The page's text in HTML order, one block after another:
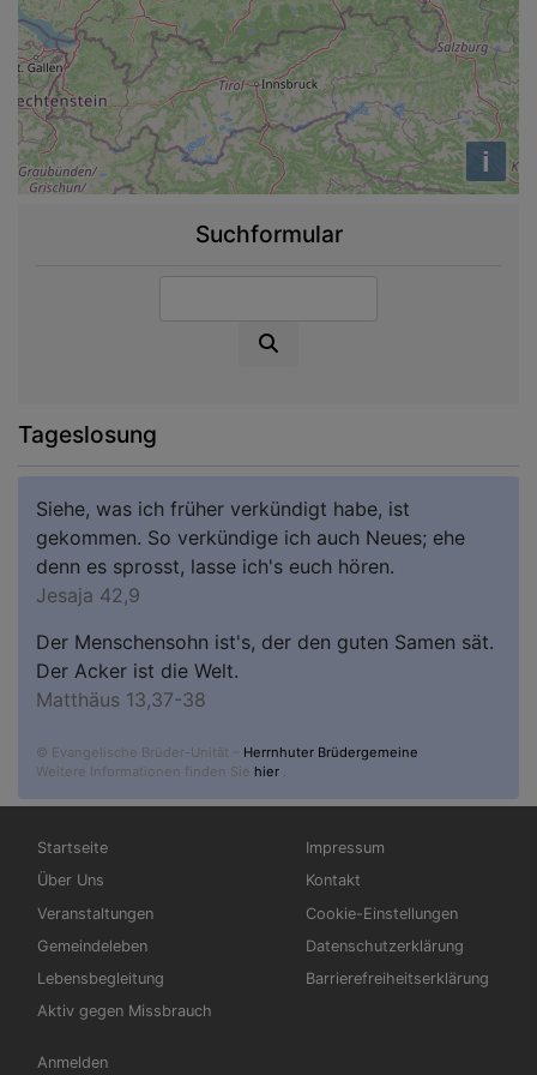
i
Suchformular
Tageslosung
Siehe, was ich früher verkündigt habe, ist
gekommen. So verkündige ich auch Neues; ehe
denn es sprosst, lasse ich's euch hören.
Jesaja 42,9
Der Menschensohn ist's, der den guten Samen sät.
Der Acker ist die Welt.
Matthäus 13,37-38
© Evangelische Brüder-Unität – Herrnhuter Brüdergemeine
Weitere Informationen finden Sie hier .
Hauptnavigation
Startseite
Über Uns
Veranstaltungen
Gemeindeleben
Lebensbegleitung
Aktiv gegen Missbrauch
Fußbereichsmenü
Impressum
Kontakt
Cookie-Einstellungen
Datenschutzerklärung
Barrierefreiheitserklärung
Benutzermenü
Anmelden